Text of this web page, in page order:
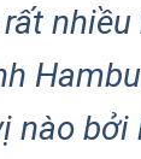
nhiều
nào bởi